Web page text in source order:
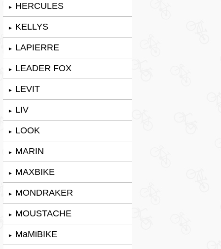
► HERCULES
► KELLYS
► LAPIERRE
► LEADER FOX
► LEVIT
► LIV
► LOOK
► MARIN
► MAXBIKE
► MONDRAKER
► MOUSTACHE
► MaMiBIKE